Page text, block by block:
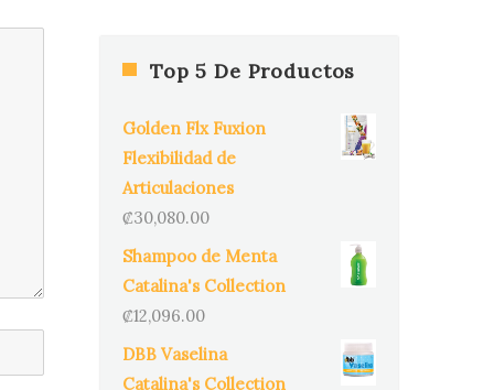
Top 5 De Productos
Golden Flx Fuxion
Flexibilidad de
Articulaciones
₡30,080.00
Shampoo de Menta
Catalina's Collection
₡12,096.00
DBB Vaselina
Catalina's Collection